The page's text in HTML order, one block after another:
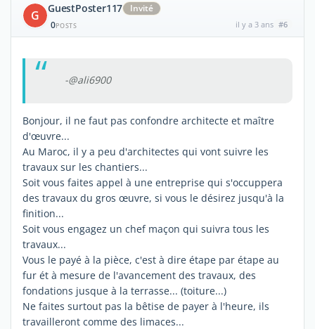
G GuestPoster117
Invité
0POSTS il y a 3 ans #6
-@ali6900
Bonjour, il ne faut pas confondre architecte et maître
d'œuvre...
Au Maroc, il y a peu d'architectes qui vont suivre les
travaux sur les chantiers...
Soit vous faites appel à une entreprise qui s'occuppera
des travaux du gros œuvre, si vous le désirez jusqu'à la
finition...
Soit vous engagez un chef maçon qui suivra tous les
travaux...
Vous le payé à la pièce, c'est à dire étape par étape au
fur ét à mesure de l'avancement des travaux, des
fondations jusque à la terrasse... (toiture...)
Ne faites surtout pas la bêtise de payer à l'heure, ils
travailleront comme des limaces...